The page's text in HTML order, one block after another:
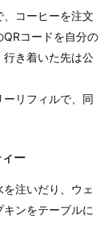
コーヒーを注文
QRコードを自分の
行き着いた先は公
リフィルで、同
ー
注いだり、ウェ
ンをテーブルに